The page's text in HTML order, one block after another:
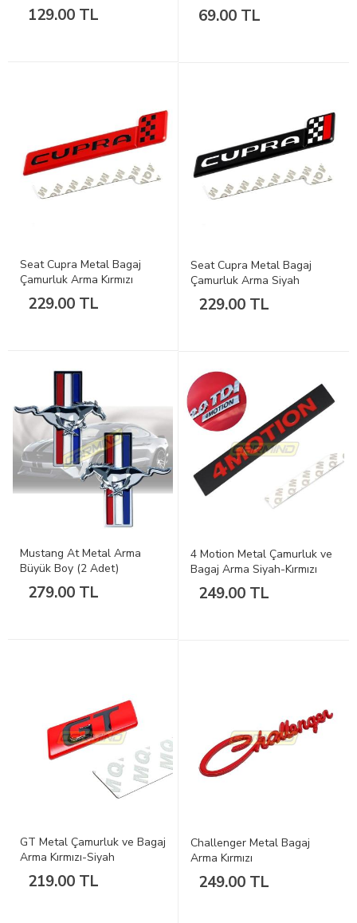
129.00 TL 69.00 TL
Seat Cupra Metal Bagaj
Çamurluk Arma Kırmızı
229.00 TL
Seat Cupra Metal Bagaj
Çamurluk Arma Siyah
229.00 TL
Mustang At Metal Arma
Büyük Boy (2 Adet)
279.00 TL
4 Motion Metal Çamurluk ve
Bagaj Arma Siyah-Kırmızı
249.00 TL
GT Metal Çamurluk ve Bagaj
Arma Kırmızı-Siyah
219.00 TL
Challenger Metal Bagaj
Arma Kırmızı
249.00 TL